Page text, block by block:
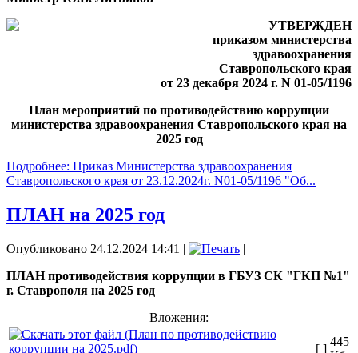
УТВЕРЖДЕН
приказом министерства
здравоохранения
Ставропольского края
от 23 декабря 2024 г. N 01-05/1196
План мероприятий по противодействию коррупции
министерства здравоохранения Ставропольского края на
2025 год
Подробнее: Приказ Министерства здравоохранения
Ставропольского края от 23.12.2024г. N01-05/1196 "Об...
ПЛАН на 2025 год
Опубликовано 24.12.2024 14:41 |
|
ПЛАН противодействия коррупции в ГБУЗ СК "ГКП №1"
г. Ставрополя на 2025 год
Вложения:
[ ]
445